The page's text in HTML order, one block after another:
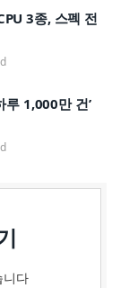
3종, 스펙 전
루 1,000만 건’
니다